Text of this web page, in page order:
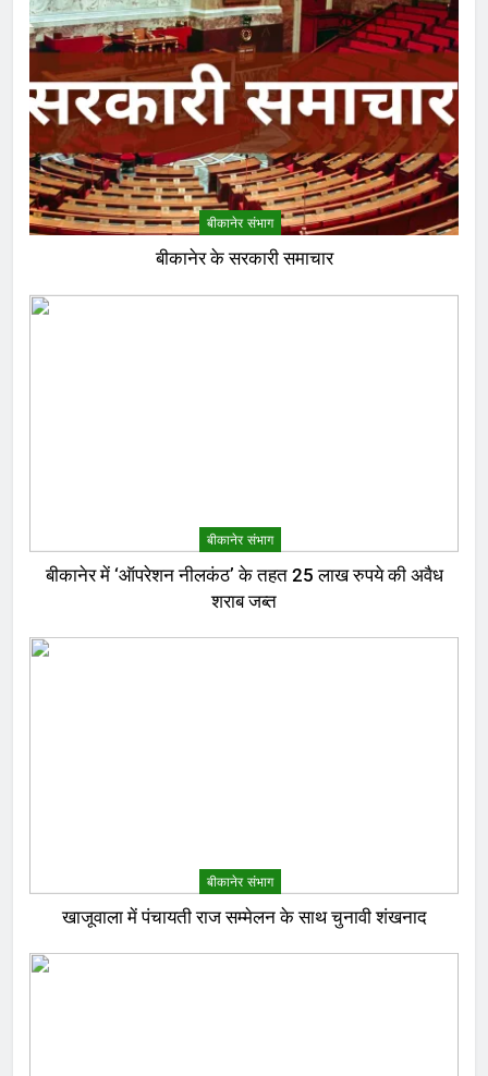
बीकानेर संभाग
बीकानेर के सरकारी समाचार
बीकानेर संभाग
बीकानेर में ‘ऑपरेशन नीलकंठ’ के तहत 25 लाख रुपये की अवैध
शराब जब्त
बीकानेर संभाग
खाजूवाला में पंचायती राज सम्मेलन के साथ चुनावी शंखनाद